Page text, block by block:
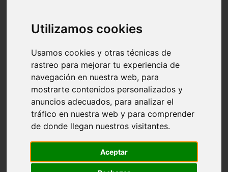
Utilizamos cookies
Usamos cookies y otras técnicas de
rastreo para mejorar tu experiencia de
navegación en nuestra web, para
mostrarte contenidos personalizados y
anuncios adecuados, para analizar el
tráfico en nuestra web y para comprender
de donde llegan nuestros visitantes.
Aceptar
Valencia - valencia
Málaga - nerja
A-coruña - santiago-de-compostela
Tarragona - tarragona
Asturias - gijón
Girona - figueres
Madrid - leganés
Almería - roquetas-de-mar
Girona - tossa-de-mar
Barcelona - sant-cugat-del-vallès
Alicante - l39alfàs-del-pi
Barcelona - vilanova-i-la-geltrú
Illes-balears - alcúdia